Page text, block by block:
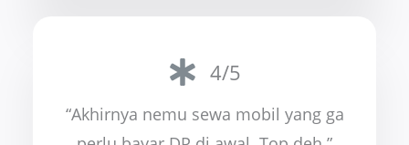
4/5
“Akhirnya nemu sewa mobil yang ga